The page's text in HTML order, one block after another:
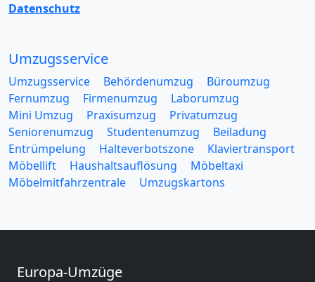
Datenschutz
Umzugsservice
Umzugsservice Behördenumzug
Büroumzug
Fernumzug
Firmenumzug
Laborumzug
Mini Umzug
Praxisumzug
Privatumzug
Seniorenumzug
Studentenumzug
Beiladung
Entrümpelung
Halteverbotszone
Klaviertransport
Möbellift
Haushaltsauflösung
Möbeltaxi
Möbelmitfahrzentrale
Umzugskartons
Europa-Umzüge